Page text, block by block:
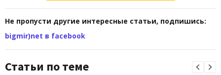
Не пропусти другие интересные статьи, подпишись:
bigmir)net в facebook
Статьи по теме